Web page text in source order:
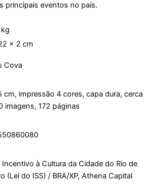
principais eventos no país.
× 2 cm
Cova
cm, impressão 4 cores, capa dura, cerca
imagens, 172 páginas
Incentivo à Cultura da Cidade do Rio de
(Lei do ISS) / BRA/XP, Athena Capital